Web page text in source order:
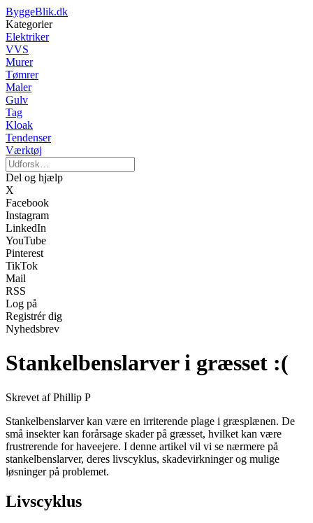
ByggeBlik.dk
Kategorier
Elektriker
VVS
Murer
Tømrer
Maler
Gulv
Tag
Kloak
Tendenser
Værktøj
Del og hjælp
X
Facebook
Instagram
LinkedIn
YouTube
Pinterest
TikTok
Mail
RSS
Log på
Registrér dig
Nyhedsbrev
Stankelbenslarver i græsset :(
Skrevet af Phillip P
Stankelbenslarver kan være en irriterende plage i græsplænen. De
små insekter kan forårsage skader på græsset, hvilket kan være
frustrerende for haveejere. I denne artikel vil vi se nærmere på
stankelbenslarver, deres livscyklus, skadevirkninger og mulige
løsninger på problemet.
Livscyklus